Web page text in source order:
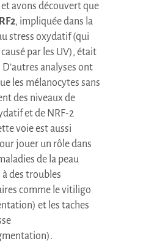
et avons découvert que
, impliquée dans la
stress oxydatif (qui
par les UV), était
analyses ont
les mélanocytes sans
des niveaux de
et de NRF-2
voie est aussi
jouer un rôle dans
de la peau
à des troubles
comme le vitiligo
et les taches